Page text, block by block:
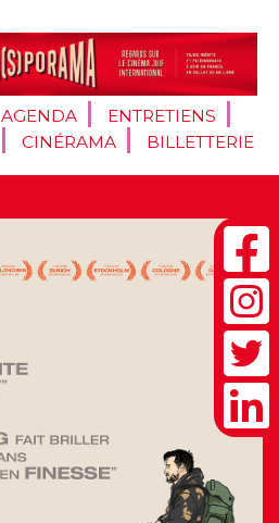
AGENDA
ENTRETIENS
CINÉRAMA BILLETTERIE